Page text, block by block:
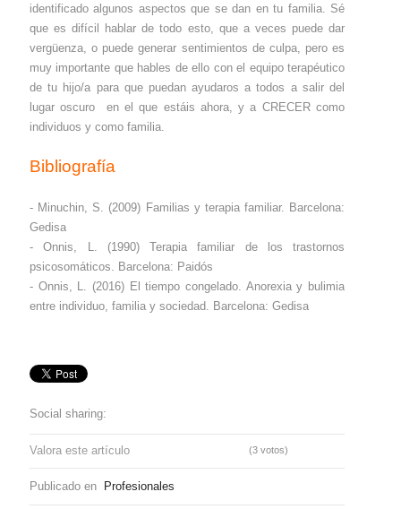
identificado algunos aspectos que se dan en tu familia. Sé
que es difícil hablar de todo esto, que a veces puede dar
vergüenza, o puede generar sentimientos de culpa, pero es
muy importante que hables de ello con el equipo terapéutico
de tu hijo/a para que puedan ayudaros a todos a salir del
lugar oscuro en el que estáis ahora, y a CRECER como
individuos y como familia.
Bibliografía
- Minuchin, S. (2009) Familias y terapia familiar. Barcelona:
Gedisa
- Onnis, L. (1990) Terapia familiar de los trastornos
psicosomáticos. Barcelona: Paidós
- Onnis, L. (2016) El tiempo congelado. Anorexia y bulimia
entre individuo, familia y sociedad. Barcelona: Gedisa
Social sharing:
Valora este artículo (3 votos)
Publicado en Profesionales